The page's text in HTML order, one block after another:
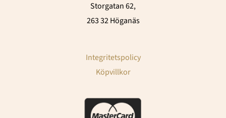
Storgatan 62,
263 32 Höganäs
Integritetspolicy
Köpvillkor